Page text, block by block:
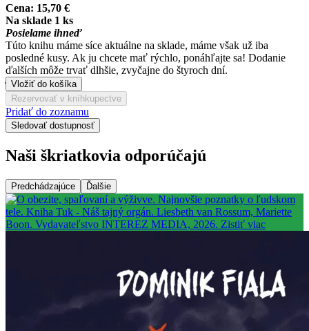
Cena: 15,70 €
Na sklade 1 ks
Posielame ihneď
Túto knihu máme síce aktuálne na sklade, máme však už iba
posledné kusy. Ak ju chcete mať rýchlo, ponáhľajte sa! Dodanie
ďalších môže trvať dlhšie, zvyčajne do štyroch dní.
Vložiť do košíka
Rezervovať v kníhkupectve
Pridať do zoznamu
Sledovať dostupnosť
Naši škriatkovia odporúčajú
Predchádzajúce Ďalšie